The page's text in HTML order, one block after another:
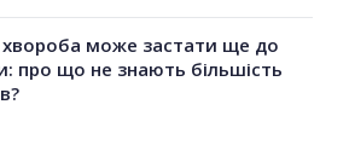
хвороба може застати ще до
про що не знають більшість